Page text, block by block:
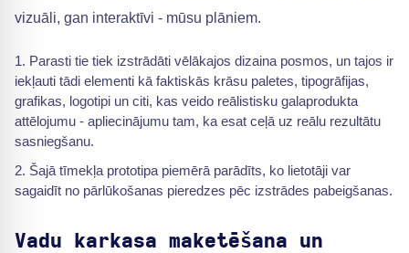
vizuāli, gan interaktīvi - mūsu plāniem.
Parasti tie tiek izstrādāti vēlākajos dizaina posmos, un tajos ir
iekļauti tādi elementi kā faktiskās krāsu paletes, tipogrāfijas,
grafikas, logotipi un citi, kas veido reālistisku galaprodukta
attēlojumu - apliecinājumu tam, ka esat ceļā uz reālu rezultātu
sasniegšanu.
Šajā tīmekļa prototipa piemērā parādīts, ko lietotāji var
sagaidīt no pārlūkošanas pieredzes pēc izstrādes pabeigšanas.
Vadu karkasa maketēšana un